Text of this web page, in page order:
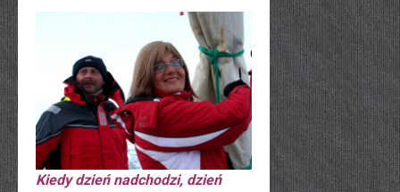
Kiedy dzień nadchodzi, dzień